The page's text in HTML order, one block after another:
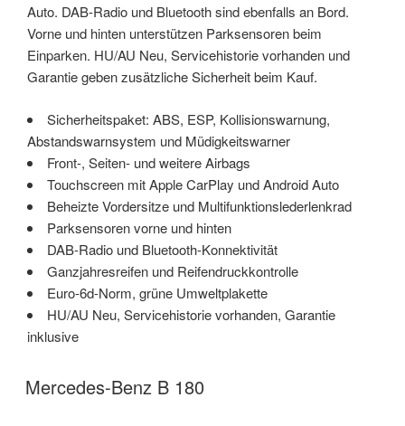
Auto. DAB-Radio und Bluetooth sind ebenfalls an Bord.
Vorne und hinten unterstützen Parksensoren beim
Einparken. HU/AU Neu, Servicehistorie vorhanden und
Garantie geben zusätzliche Sicherheit beim Kauf.
Sicherheitspaket: ABS, ESP, Kollisionswarnung,
Abstandswarnsystem und Müdigkeitswarner
Front-, Seiten- und weitere Airbags
Touchscreen mit Apple CarPlay und Android Auto
Beheizte Vordersitze und Multifunktionslederlenkrad
Parksensoren vorne und hinten
DAB-Radio und Bluetooth-Konnektivität
Ganzjahresreifen und Reifendruckkontrolle
Euro-6d-Norm, grüne Umweltplakette
HU/AU Neu, Servicehistorie vorhanden, Garantie
inklusive
Mercedes-Benz B 180